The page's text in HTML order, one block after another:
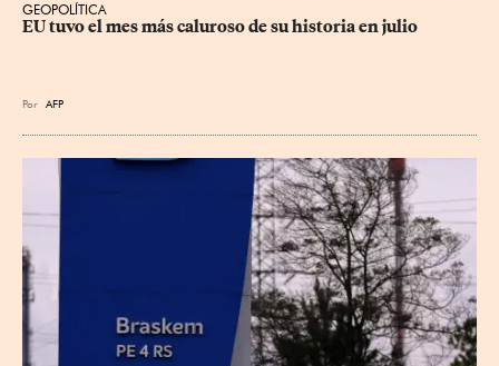
GEOPOLÍTICA
EU tuvo el mes más caluroso de su historia en julio
Por AFP